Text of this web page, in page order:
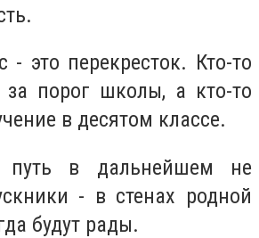
- это перекресток. Кто-то
порог школы, а кто-то
в десятом классе.
в дальнейшем не
- в стенах родной
будут рады.